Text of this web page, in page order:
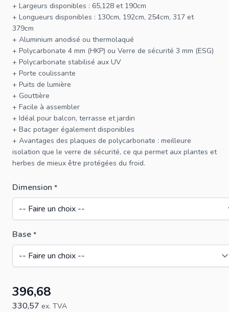
+ Largeurs disponibles : 65,128 et 190cm
+ Longueurs disponibles : 130cm, 192cm, 254cm, 317 et
379cm
+ Aluminium anodisé ou thermolaqué
+ Polycarbonate 4 mm (HKP) ou Verre de sécurité 3 mm (ESG)
+ Polycarbonate stabilisé aux UV
+ Porte coulissante
+ Puits de lumière
+ Gouttière
+ Facile à assembler
+ Idéal pour balcon, terrasse et jardin
+ Bac potager également disponibles
+ Avantages des plaques de polycarbonate : meilleure
isolation que le verre de sécurité, ce qui permet aux plantes et
herbes de mieux être protégées du froid.
Dimension *
Base *
396,68
330,57 ex. TVA